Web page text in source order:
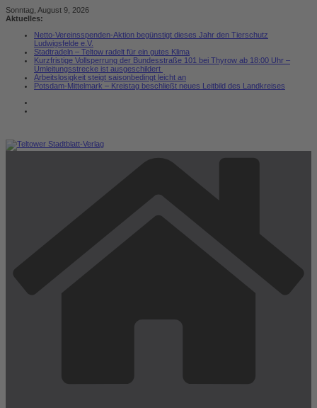
Zum
Inhalt
Sonntag, August 9, 2026
Aktuelles:
Netto-Vereinsspenden-Aktion begünstigt dieses Jahr den Tierschutz
Ludwigsfelde e.V.
Stadtradeln – Teltow radelt für ein gutes Klima
Kurzfristige Vollsperrung der Bundesstraße 101 bei Thyrow ab 18:00 Uhr –
Umleitungsstrecke ist ausgeschildert
Arbeitslosigkeit steigt saisonbedingt leicht an
Potsdam-Mittelmark – Kreistag beschließt neues Leitbild des Landkreises